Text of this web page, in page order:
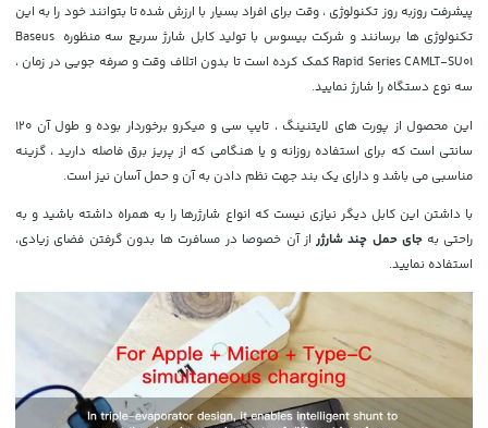
پیشرفت روزبه روز تکنولوژی ، وقت برای افراد بسیار با ارزش شدهتا بتوانند خود را به این
تکنولوژی ها برسانند و شرکت بیسوس با تولید کابل شارژ سریع سه منظوره Baseus
Rapid Series CAMLT-SU01 کمک کرده است تا بدون اتلاف وقت و صرفه جویی در زمان ،
سه نوع دستگاه را شارژ نمایید.
این محصول از پورت های لایتنینگ ، تایپ سی و میکرو برخوردار بوده و طول آن 120
سانتی است که برای استفاده روزانه و یا هنگامی که از پریز برق فاصله دارید ، گزینه
مناسبی می باشد و دارای یک بند جهت نظم دادن به آن و حمل آسان نیز است.
با داشتن این کابل دیگر نیازی نیست که انواع شارژرها را به همراه داشته باشید و به
راحتی به جای حمل چند شارژر از آن خصوصا در مسافرت ها بدون گرفتن فضای زیادی،
استفاده نمایید.